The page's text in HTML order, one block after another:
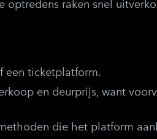
raken snel
een ticketplatform.
en deurprijs, want
die het platform